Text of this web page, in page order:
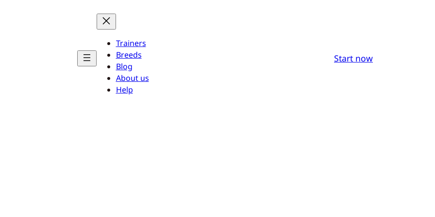
Trainers
Breeds
Blog
About us
Help
Start now